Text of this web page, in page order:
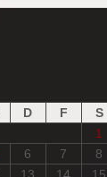
D F S
1
6 7 8
13 14 15